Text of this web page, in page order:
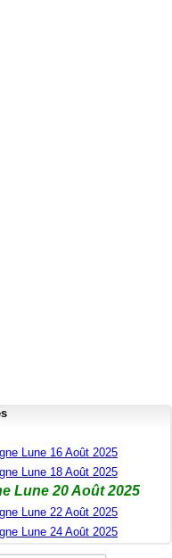
Lune 16 Août 2025
Lune 18 Août 2025
Lune 20 Août 2025
Lune 22 Août 2025
Lune 24 Août 2025